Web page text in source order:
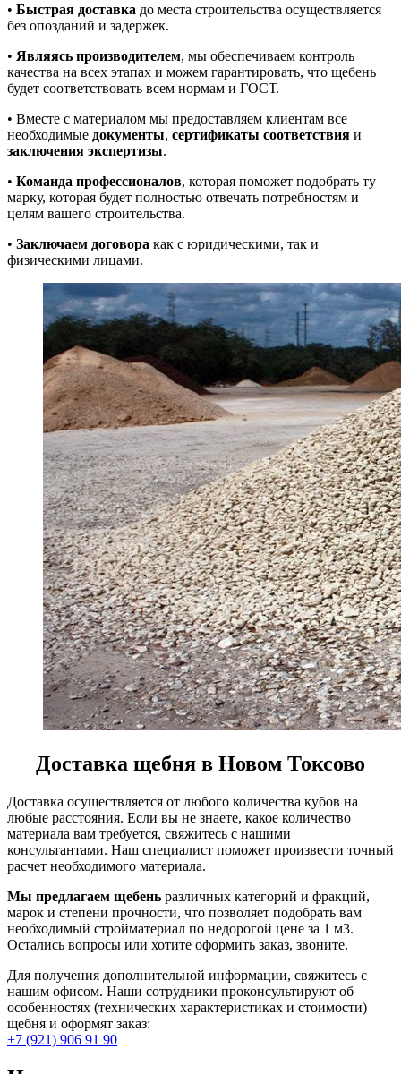
• Быстрая доставка до места строительства осуществляется
без опозданий и задержек.
• Являясь производителем, мы обеспечиваем контроль
качества на всех этапах и можем гарантировать, что щебень
будет соответствовать всем нормам и ГОСТ.
• Вместе с материалом мы предоставляем клиентам все
необходимые документы, сертификаты соответствия и
заключения экспертизы.
• Команда профессионалов, которая поможет подобрать ту
марку, которая будет полностью отвечать потребностям и
целям вашего строительства.
• Заключаем договора как с юридическими, так и
физическими лицами.
Доставка щебня в Новом Токсово
Доставка осуществляется от любого количества кубов на
любые расстояния. Если вы не знаете, какое количество
материала вам требуется, свяжитесь с нашими
консультантами. Наш специалист поможет произвести точный
расчет необходимого материала.
Мы предлагаем щебень различных категорий и фракций,
марок и степени прочности, что позволяет подобрать вам
необходимый стройматериал по недорогой цене за 1 м3.
Остались вопросы или хотите оформить заказ, звоните.
Для получения дополнительной информации, свяжитесь с
нашим офисом. Наши сотрудники проконсультируют об
особенностях (технических характеристиках и стоимости)
щебня и оформят заказ:
+7 (921) 906 91 90